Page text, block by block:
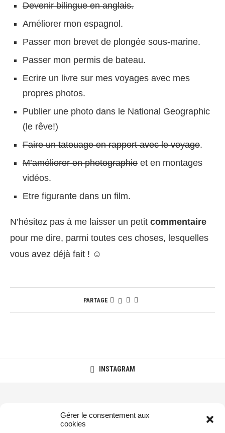
Gérer le consentement aux
cookies
Devenir bilingue en anglais.
Améliorer mon espagnol.
Passer mon brevet de plongée sous-marine.
Passer mon permis de bateau.
Ecrire un livre sur mes voyages avec mes
propres photos.
Publier une photo dans le National Geographic
(le rêve!)
Faire un tatouage en rapport avec le voyage.
M’améliorer en photographie et en montages
vidéos.
Etre figurante dans un film.
N’hésitez pas à me laisser un petit commentaire
pour me dire, parmi toutes ces choses, lesquelles
vous avez déjà fait ! ☺️
PARTAGE
INSTAGRAM